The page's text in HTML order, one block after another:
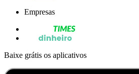
Empresas
Baixe grátis os aplicativos